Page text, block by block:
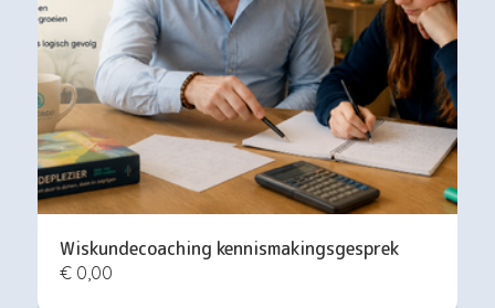
Wiskundecoaching kennismakingsgesprek
€ 0,00